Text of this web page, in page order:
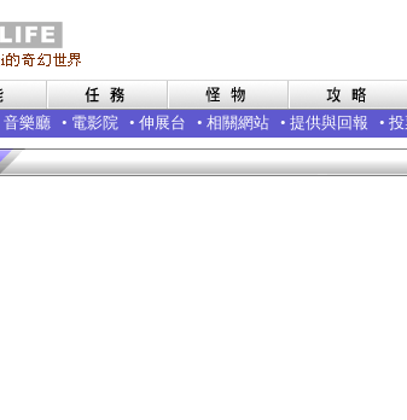
音樂廳 • 電影院 • 伸展台 • 相關網站 • 提供與回報 •